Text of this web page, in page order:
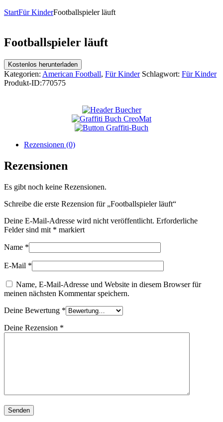
StartFür KinderFootballspieler läuft
Footballspieler läuft
Kostenlos herunterladen
Kategorien: American Football, Für Kinder Schlagwort: Für Kinder
Produkt-ID:770575
Rezensionen (0)
Rezensionen
Es gibt noch keine Rezensionen.
Schreibe die erste Rezension für „Footballspieler läuft“
Deine E-Mail-Adresse wird nicht veröffentlicht. Erforderliche
Felder sind mit * markiert
Name *
E-Mail *
Name, E-Mail-Adresse und Website in diesem Browser für
meinen nächsten Kommentar speichern.
Deine Bewertung *
Deine Rezension *